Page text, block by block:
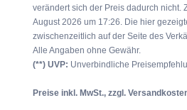
verändert sich der Preis dadurch nicht.
August 2026 um 17:26. Die hier
zwischenzeitlich auf der Seite des
Alle Angaben ohne Gewähr.
(**) UVP: Unverbindliche
Preise inkl. MwSt., zzgl.